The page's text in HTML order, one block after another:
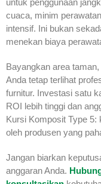
untuk penggunaan
cuaca, minim
intensif. Ini bukan
menekan biaya
Bayangkan area
Anda tetap terlihat
furnitur. Investasi satu
ROI lebih tinggi dan
Kursi Komposit Type 5:
oleh produsen yang
Jangan biarkan
anggaran Anda.